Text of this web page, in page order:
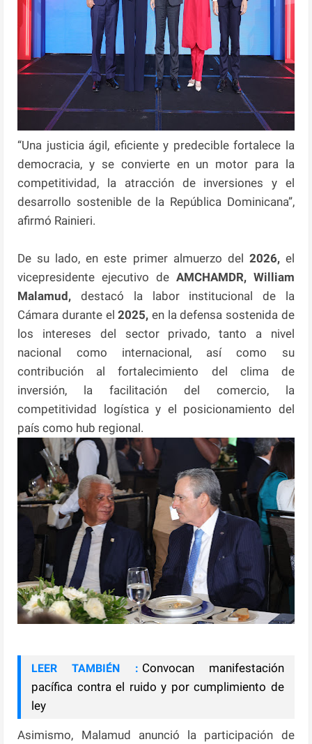
“Una justicia ágil, eficiente y predecible fortalece la
democracia, y se convierte en un motor para la
competitividad, la atracción de inversiones y el
desarrollo sostenible de la República Dominicana”,
afirmó Rainieri.
De su lado, en este primer almuerzo del 2026,el
vicepresidente ejecutivo de AMCHAMDR, William
Malamud, destacó la labor institucional de la
Cámara durante el2025, en la defensa sostenida de
los intereses del sector privado, tanto a nivel
nacional como internacional, así como su
contribución al fortalecimiento del clima de
inversión, la facilitación del comercio, la
competitividad logística y el posicionamiento del
país como hub regional.
LEER TAMBIÉN : Convocan manifestación
pacífica contra el ruido y por cumplimiento de
ley
Asimismo, Malamud anunció la participación de